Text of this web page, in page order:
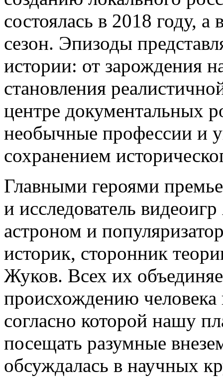
состоялась в 2018 году,
сезон. Эпизоды
истории: от зарождения
становления
центре документальных
необычные профессии и
сохранением
Главными героями
и исследователь
астроном и
историк, сторонник
Жуков. Всех их
происхождению человека
согласно которой нашу
посещать разумные
обсуждалась в научных